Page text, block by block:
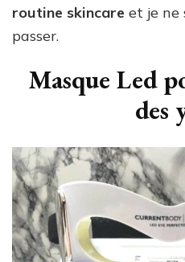
routine skincare et je ne
passer.
Masque Led
des